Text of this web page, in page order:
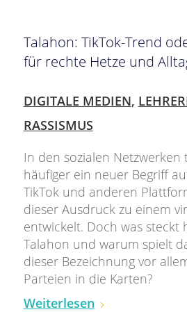
Talahon: TikTok-Trend
für rechte Hetze und
DIGITALE MEDIEN,
RASSISMUS
In den sozialen
häufiger ein neuer Begriff
TikTok und anderen
dieser Ausdruck zu einem
entwickelt. Doch was steckt
Talahon und warum spielt
dieser Bezeichnung vor
Parteien in die Karten?
Weiterlesen